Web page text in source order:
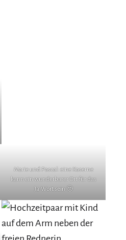
Marie und Pascal: eine Kaserne
kann ein wunderbarer Ort für das
Ja-Wort sein 🙂